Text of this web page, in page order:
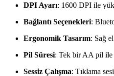
DPI Ayarı: 1600 DPI ile
Bağlantı Seçenekleri:
Ergonomik Tasarım: Sağ
Pil Süresi: Tek bir AA pil ile
Sessiz Çalışma: Tıklama